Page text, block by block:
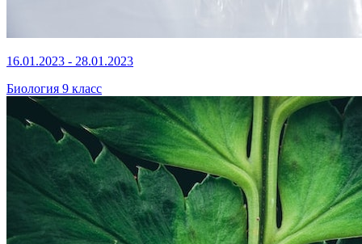
16.01.2023 - 28.01.2023
Биология 9 класс